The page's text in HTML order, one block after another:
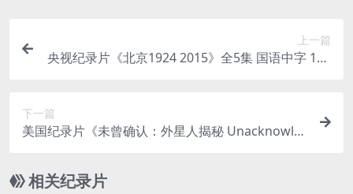
上一篇
央视纪录片《北京1924 2015》全5集 国语中字 108
下一篇
美国纪录片《未曾确认：外星人揭秘 Unacknowle
揭秘
相关纪录片